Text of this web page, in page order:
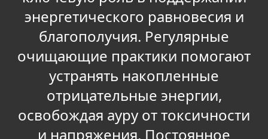
энергетического равновесия и
благополучия. Регулярные
очищающие практики помогают
устранять накопленные
отрицательные энергии,
освобождая ауру от токсичности
и напряжения. Постоянное